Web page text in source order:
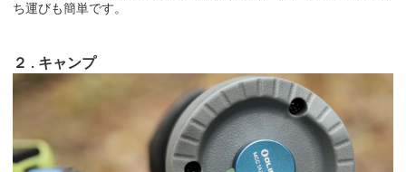
ち運びも簡単です。
２ . キャンプ